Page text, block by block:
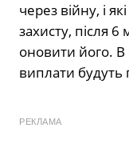
через війну, і
захисту, після
оновити його. В
виплати будуть
РЕКЛАМА